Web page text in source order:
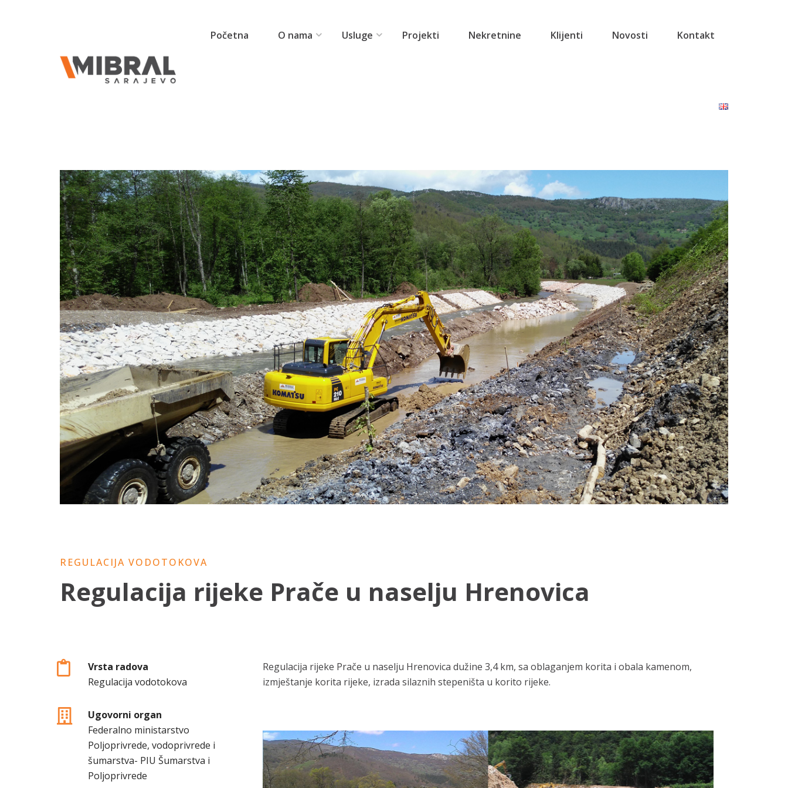
Početna O nama Usluge Projekti Nekretnine Klijenti Novosti Kontakt
REGULACIJA VODOTOKOVA
Regulacija rijeke Prače u naselju Hrenovica
Vrsta radova
Regulacija vodotokova
Ugovorni organ
Federalno ministarstvo
Poljoprivrede, vodoprivrede i
šumarstva- PIU Šumarstva i
Poljoprivrede
Regulacija rijeke Prače u naselju Hrenovica dužine 3,4 km, sa oblaganjem korita i obala kamenom,
izmještanje korita rijeke, izrada silaznih stepeništa u korito rijeke.